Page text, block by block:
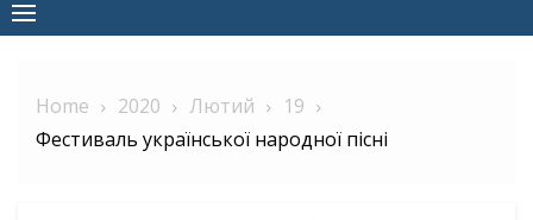
Home 2020 Лютий
19
Фестиваль української народної пісні